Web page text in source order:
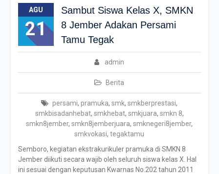
AGU
21
Sambut Siswa Kelas X, SMKN
8 Jember Adakan Persami
Tamu Tegak
admin
Berita
persami,pramuka,smk,smkberprestasi,
smkbisadanhebat, smkhebat, smkjuara, smkn 8,
smkn8jember,smkn8jemberjuara,smknegeri8jember,
smkvokasi,tegaktamu
Semboro, kegiatan ekstrakurikuler pramuka di SMKN 8
Jember diikuti secara wajib oleh seluruh siswa kelas X. Hal
ini sesuai dengan keputusan Kwarnas No.202 tahun 2011